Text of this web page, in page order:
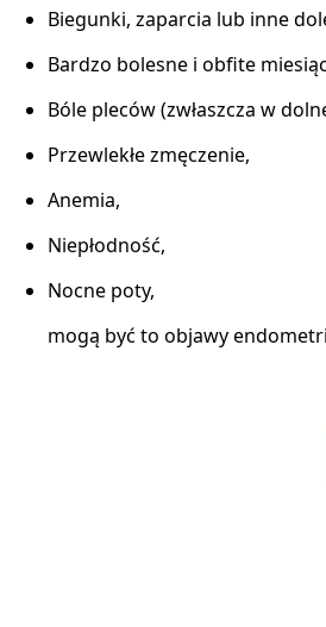
Biegunki, zaparcia lub inne
Bardzo bolesne i obfite
Bóle pleców (zwłaszcza w
Przewlekłe zmęczenie,
Anemia,
Niepłodność,
Nocne poty,
mogą być to objawy